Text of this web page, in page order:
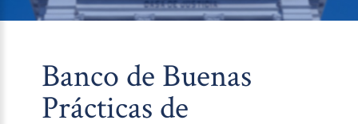
Banco de Buenas
Prácticas de